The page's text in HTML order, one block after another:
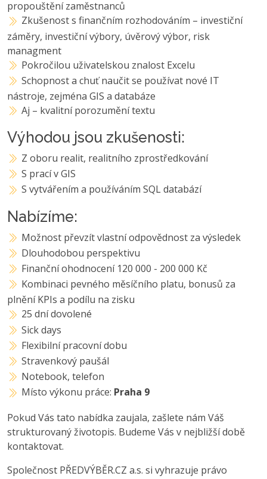
propouštění zaměstnanců
Zkušenost s finančním rozhodováním – investiční
záměry, investiční výbory, úvěrový výbor, risk
managment
Pokročilou uživatelskou znalost Excelu
Schopnost a chuť naučit se používat nové IT
nástroje, zejména GIS a databáze
Aj – kvalitní porozumění textu
Výhodou jsou zkušenosti:
Z oboru realit, realitního zprostředkování
S prací v GIS
S vytvářením a používáním SQL databází
Nabízíme:
Možnost převzít vlastní odpovědnost za výsledek
Dlouhodobou perspektivu
Finanční ohodnocení 120 000 - 200 000 Kč
Kombinaci pevného měsíčního platu, bonusů za
plnění KPIs a podílu na zisku
25 dní dovolené
Sick days
Flexibilní pracovní dobu
Stravenkový paušál
Notebook, telefon
Místo výkonu práce: Praha 9
Pokud Vás tato nabídka zaujala, zašlete nám Váš
strukturovaný životopis. Budeme Vás v nejbližší době
kontaktovat.
Společnost PŘEDVÝBĚR.CZ a.s. si vyhrazuje právo